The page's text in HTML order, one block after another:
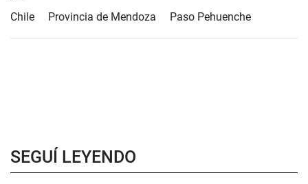
Chile
Provincia de Mendoza Paso Pehuenche
SEGUÍ LEYENDO